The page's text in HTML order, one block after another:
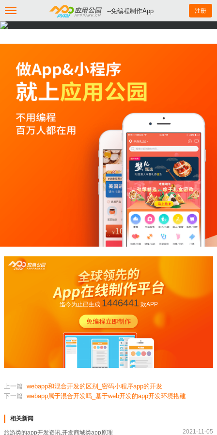
--免编程制作App 注册
迄今为止已生成 1446441款APP
上一篇 webapp和混合开发的区别_密码小程序app的开发
下一篇 webapp属于混合开发吗_基于web开发的app开发环境搭建
相关新闻
旅游类的app开发资讯,开发商城类app原理 2021-11-05